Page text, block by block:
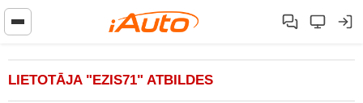
LIETOTĀJA "EZIS71" ATBILDES